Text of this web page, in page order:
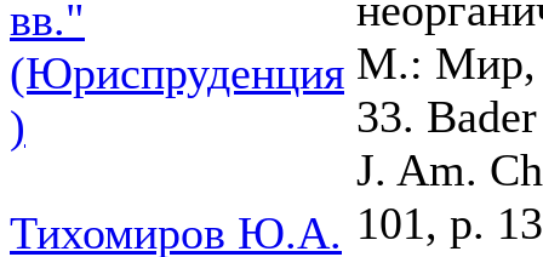
вв."
(Юриспруденция
)
Тихомиров Ю.А.
М.: Мир,
33.
J. Am.
101, p.